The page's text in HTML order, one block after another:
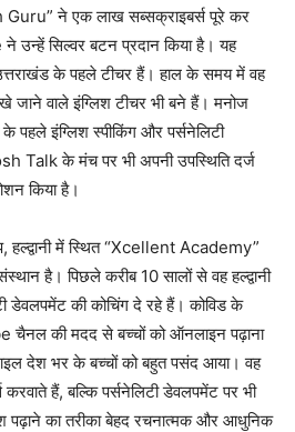
ने एक लाख सब्सक्राइबर्स पूरे कर
उन्हें सिल्वर बटन प्रदान किया है। यह
के पहले टीचर हैं। हाल के समय में वह
वाले इंग्लिश टीचर भी बने हैं। मनोज
के पहले इंग्लिश स्पीकिंग और पर्सनेलिटी
Talk के मंच पर भी अपनी उपस्थिति दर्ज
किया है।
हल्द्वानी में स्थित “Xcellent Academy”
है। पिछले करीब 10 सालों से वह हल्द्वानी
डेवलपमेंट की कोचिंग दे रहे हैं। कोविड के
चैनल की मदद से बच्चों को ऑनलाइन पढ़ाना
देश भर के बच्चों को बहुत पसंद आया। वह
करवाते हैं, बल्कि पर्सनेलिटी डेवलपमेंट पर भी
पढ़ाने का तरीका बेहद रचनात्मक और आधुनिक